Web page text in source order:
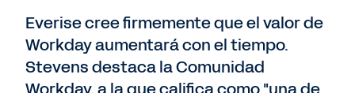
Everise cree firmemente que el valor de
Workday aumentará con el tiempo.
Stevens destaca la Comunidad